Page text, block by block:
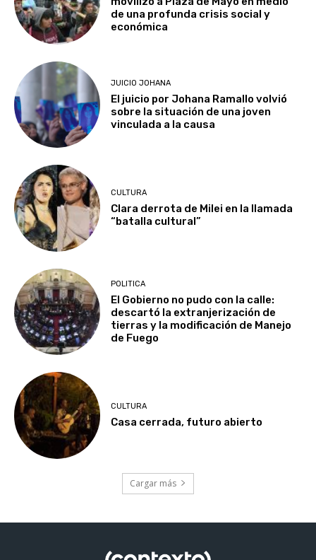
de una profunda crisis social y
económica
JUICIO JOHANA
El juicio por Johana Ramallo volvió
sobre la situación de una joven
vinculada a la causa
CULTURA
Clara derrota de Milei en la llamada
“batalla cultural”
POLITICA
El Gobierno no pudo con la calle:
descartó la extranjerización de
tierras y la modificación de Manejo
de Fuego
CULTURA
Casa cerrada, futuro abierto
Cargar más